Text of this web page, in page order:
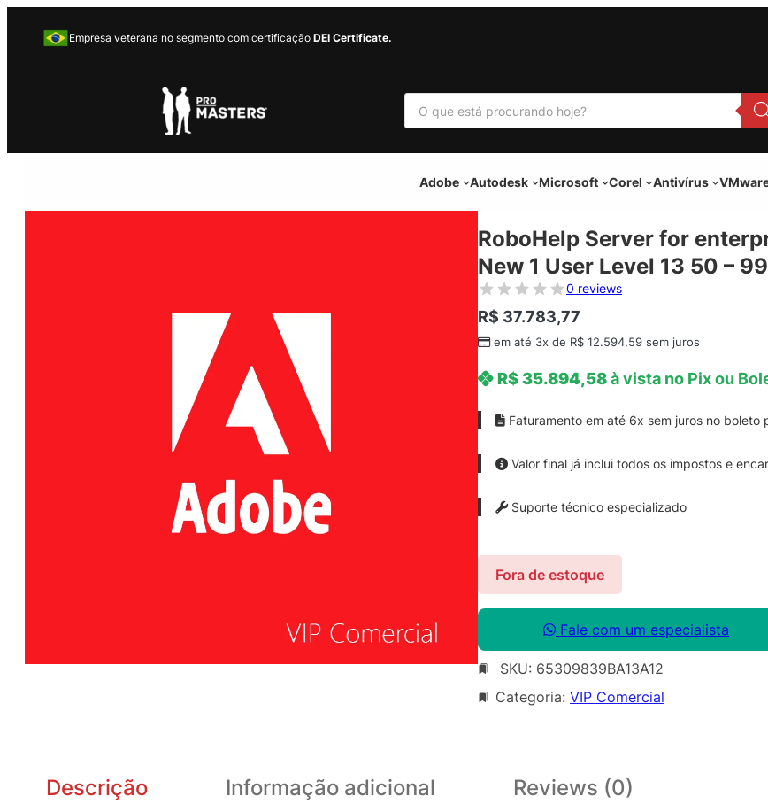
Empresa veterana no segmento com certificação DEI Certificate.
P
s
u
r
Adobe Autodesk Microsoft Corel Antivírus
RoboHelp Server for
New 1 User Level 13 50 –
0 reviews
R$ 37.783,77
em até 3x de R$ 12.594,59 sem juros
R$35.894,58à vista no Pix ou
Faturamento em até 6x sem juros no
Valor final já inclui todos os impostos e
Suporte técnico especializado
Fora de estoque
Fale com um especialista
SKU: 65309839BA13A12
Categoria: VIP Comercial
Descrição Informação adicional Reviews (0)